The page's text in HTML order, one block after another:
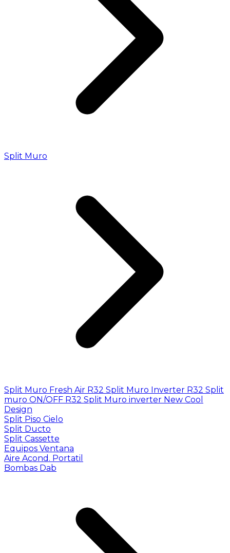
Split Muro
Split Muro Fresh Air R32 Split Muro Inverter R32 Split
muro ON/OFF R32 Split Muro inverter New Cool
Design
Split Piso Cielo
Split Ducto
Split Cassette
Equipos Ventana
Aire Acond. Portatil
Bombas Dab